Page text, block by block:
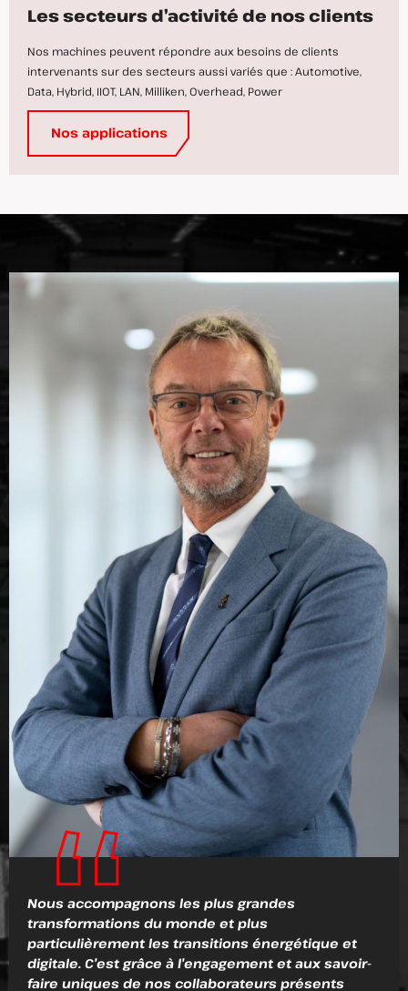
Les secteurs d’activité de nos clients
Nos machines peuvent répondre aux besoins de clients
intervenants sur des secteurs aussi variés que : Automotive,
Data, Hybrid, IIOT, LAN, Milliken, Overhead, Power
Nos applications
Nous accompagnons les plus grandes
transformations du monde et plus
particulièrement les transitions énergétique et
digitale. C’est grâce à l’engagement et aux savoir-
faire uniques de nos collaborateurs présents